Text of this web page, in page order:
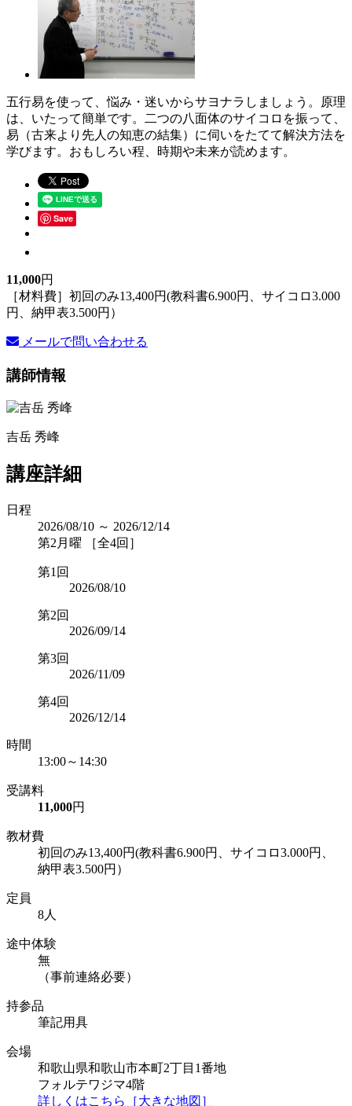
五行易を使って、悩み・迷いからサヨナラしましょう。原理
は、いたって簡単です。二つの八面体のサイコロを振って、
易（古来より先人の知恵の結集）に伺いをたてて解決方法を
学びます。おもしろい程、時期や未来が読めます。
Save
11,000円
［材料費］初回のみ13,400円(教科書6.900円、サイコロ3.000
円、納甲表3.500円）
メールで問い合わせる
講師情報
吉岳 秀峰
講座詳細
日程
2026/08/10 ～ 2026/12/14
第2月曜 ［全4回］
第1回
2026/08/10
第2回
2026/09/14
第3回
2026/11/09
第4回
2026/12/14
時間
13:00～14:30
受講料
11,000円
教材費
初回のみ13,400円(教科書6.900円、サイコロ3.000円、
納甲表3.500円）
定員
8人
途中体験
無
（事前連絡必要）
持参品
筆記用具
会場
和歌山県和歌山市本町2丁目1番地
フォルテワジマ4階
詳しくはこちら［大きな地図］